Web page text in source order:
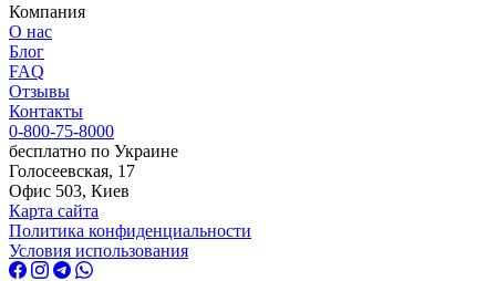
Компания
О нас
Блог
FAQ
Отзывы
Контакты
0-800-75-8000
бесплатно по Украине
Голосеевская, 17
Офис 503, Киев
Карта сайта
Политика конфиденциальности
Условия использования